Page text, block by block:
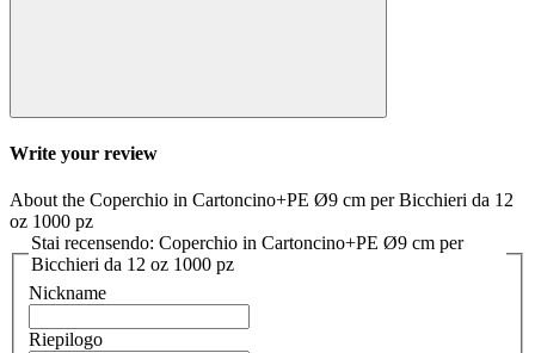
Write your review
About the Coperchio in Cartoncino+PE Ø9 cm per Bicchieri da 12
oz 1000 pz
Stai recensendo: Coperchio in Cartoncino+PE Ø9 cm per
Bicchieri da 12 oz 1000 pz
Nickname
Riepilogo